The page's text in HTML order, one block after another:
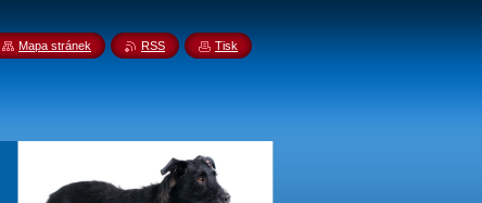
Mapa stránek RSS Tisk